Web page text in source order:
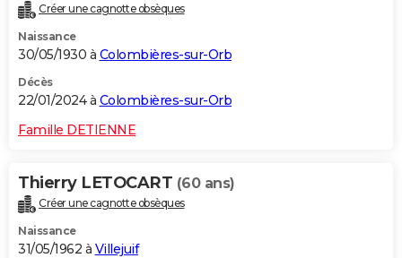
Créer une cagnotte obsèques
Naissance
30/05/1930 à Colombières-sur-Orb
Décès
22/01/2024 à Colombières-sur-Orb
Famille DETIENNE
Thierry LETOCART (60 ans)
Créer une cagnotte obsèques
Naissance
31/05/1962 à Villejuif